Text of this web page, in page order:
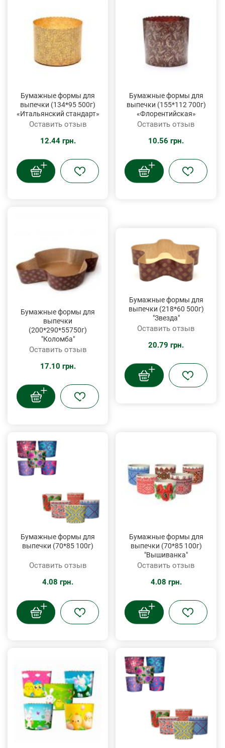
Бумажные формы для
выпечки (134*95 500г)
«Итальянский стандарт»
Оставить отзыв
12.44 грн.
Бумажные формы для
выпечки (155*112 700г)
«Флорентийская»
Оставить отзыв
10.56 грн.
Бумажные формы для
выпечки
(200*290*55750г)
"Коломба"
Оставить отзыв
17.10 грн.
Бумажные формы для
выпечки (218*60 500г)
"Звезда"
Оставить отзыв
20.79 грн.
Бумажные формы для
выпечки (70*85 100г)
Оставить отзыв
4.08 грн.
Бумажные формы для
выпечки (70*85 100г)
"Вышиванка"
Оставить отзыв
4.08 грн.